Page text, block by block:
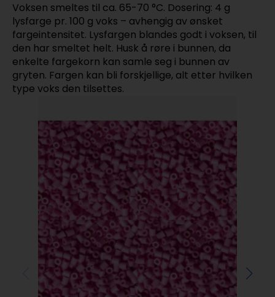
Voksen smeltes til ca. 65-70 °C. Dosering: 4 g
lysfarge pr. 100 g voks – avhengig av ønsket
fargeintensitet. Lysfargen blandes godt i voksen, til
den har smeltet helt. Husk å røre i bunnen, da
enkelte fargekorn kan samle seg i bunnen av
gryten. Fargen kan bli forskjellige, alt etter hvilken
type voks den tilsettes.